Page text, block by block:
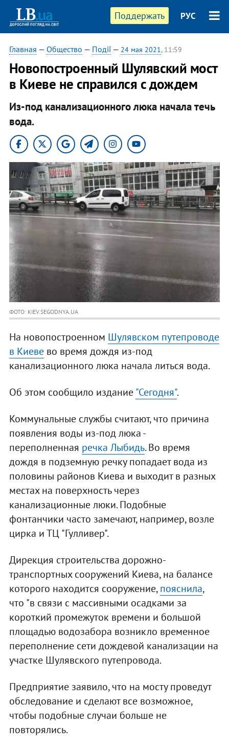
Поддержать РУС
Главная — Общество — Події— 24 мая 2021, 11:59
Новопостроенный Шулявский мост
в Киеве не справился с дождем
Из-под канализационного люка начала течь
вода.
ФОТО: KIEV.SEGODNYA.UA
На новопостроенном Шулявском путепроводе
в Киевево время дождя из-под
канализационного люка начала литься вода.
Об этом сообщило издание"Сегодня".
Коммунальные службы считают, что причина
появления воды из-под люка -
переполненная речка Лыбидь. Во время
дождя в подземную речку попадает вода из
половины районов Киева и выходит в разных
местах на поверхность через
канализационные люки. Подобные
фонтанчики часто замечают, например, возле
цирка и ТЦ "Гулливер".
Дирекция строительства дорожно-
транспортных сооружений Киева, на балансе
которого находится сооружение,пояснила,
что "в связи с массивными осадками за
короткий промежуток времени и большой
площадью водозабора возникло временное
переполнение сети дождевой канализации на
участке Шулявского путепровода.
Предприятие заявило, что на мосту проведут
обследование и сделают все возможное,
чтобы подобные случаи больше не
повторялись.